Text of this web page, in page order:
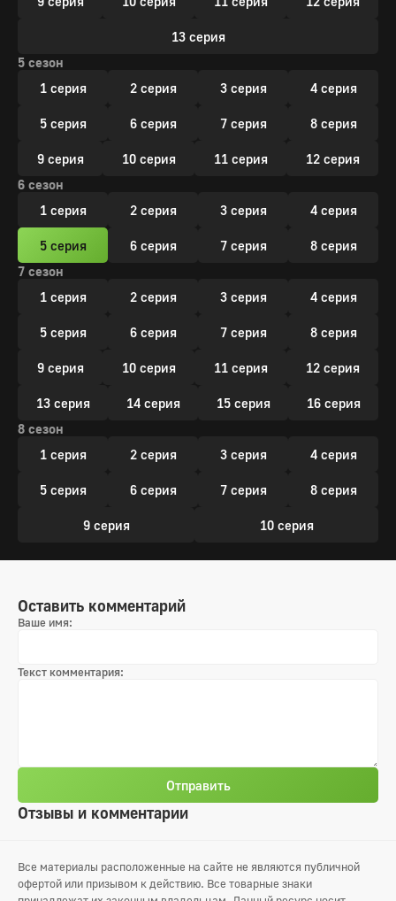
13 серия
5 сезон
1 серия
2 серия 3 серия 4 серия
5 серия 6 серия 7 серия 8 серия
9 серия 10 серия 11 серия
12 серия
6 сезон
1 серия
2 серия 3 серия 4 серия
5 серия 6 серия 7 серия
8 серия
7 сезон
1 серия
2 серия 3 серия 4 серия
5 серия 6 серия 7 серия 8 серия
9 серия 10 серия 11 серия 12 серия
13 серия 14 серия 15 серия
16 серия
8 сезон
1 серия
2 серия 3 серия 4 серия
5 серия 6 серия 7 серия 8 серия
9 серия 10 серия
Отзывы и комментарии
Оставить комментарий
Ваше имя:
Текст комментария:
Отправить
Все материалы расположенные на сайте не являются публичной
офертой или призывом к действию. Все товарные знаки